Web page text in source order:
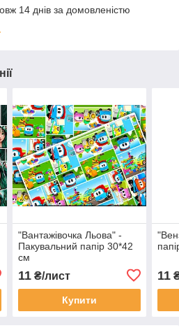
14 днів за домовленістю
"Вантажівочка Льова" -
Пакувальний папір 30*42
см
11₴/лист
Купити
11